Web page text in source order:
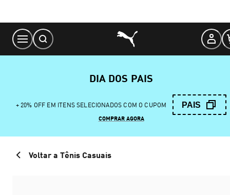
Content
DIA DOS PAIS
+ 20% OFF EM ITENS SELECIONADOS COM O CUPOM PAIS
COMPRAR AGORA
Voltar a Tênis Casuais